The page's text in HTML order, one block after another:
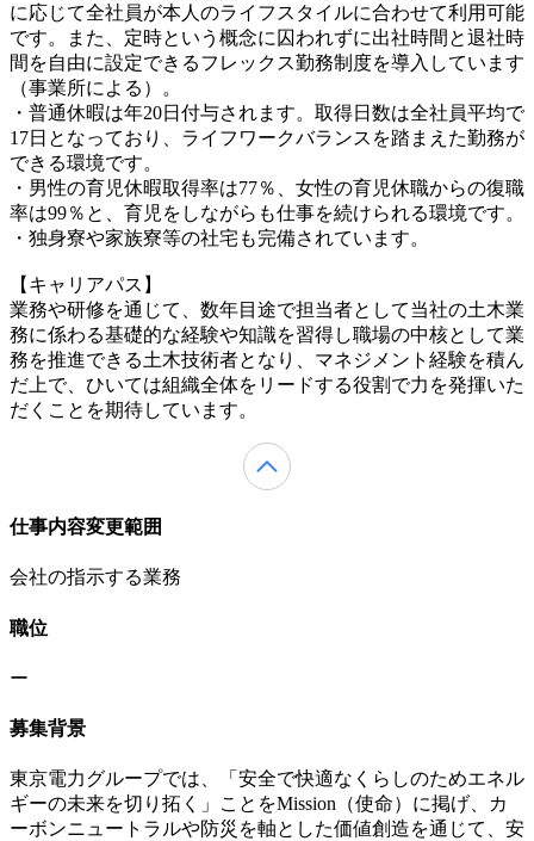
に応じて全社員が本人のライフスタイルに合わせて利用可能
です。また、定時という概念に囚われずに出社時間と退社時
間を自由に設定できるフレックス勤務制度を導入しています
（事業所による）。
・普通休暇は年20日付与されます。取得日数は全社員平均で
17日となっており、ライフワークバランスを踏まえた勤務が
できる環境です。
・男性の育児休暇取得率は77％、女性の育児休職からの復職
率は99％と、育児をしながらも仕事を続けられる環境です。
・独身寮や家族寮等の社宅も完備されています。
【キャリアパス】
業務や研修を通じて、数年目途で担当者として当社の土木業
務に係わる基礎的な経験や知識を習得し職場の中核として業
務を推進できる土木技術者となり、マネジメント経験を積ん
だ上で、ひいては組織全体をリードする役割で力を発揮いた
だくことを期待しています。
仕事内容変更範囲
会社の指示する業務
職位
ー
募集背景
東京電力グループでは、「安全で快適なくらしのためエネル
ギーの未来を切り拓く」ことをMission（使命）に掲げ、カ
ーボンニュートラルや防災を軸とした価値創造を通じて、安